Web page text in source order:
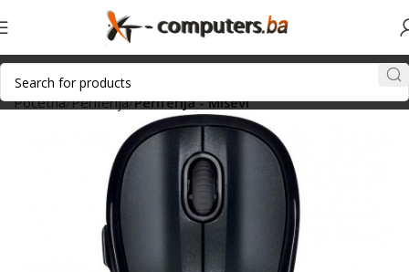
Početna Periferija Periferija - Miševi